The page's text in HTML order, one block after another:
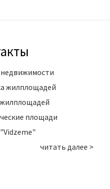
жилплощадей
площади
читать далее >